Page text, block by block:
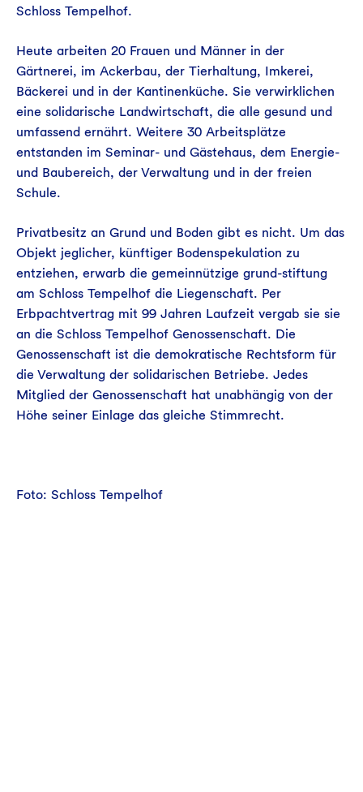
Schloss Tempelhof.
Heute arbeiten 20 Frauen und Männer in der
Gärtnerei, im Ackerbau, der Tierhaltung, Imkerei,
Bäckerei und in der Kantinenküche. Sie verwirklichen
eine solidarische Landwirtschaft, die alle gesund und
umfassend ernährt. Weitere 30 Arbeitsplätze
entstanden im Seminar- und Gästehaus, dem Energie-
und Baubereich, der Verwaltung und in der freien
Schule.
Privatbesitz an Grund und Boden gibt es nicht. Um das
Objekt jeglicher, künftiger Bodenspekulation zu
entziehen, erwarb die gemeinnützige grund-stiftung
am Schloss Tempelhof die Liegenschaft. Per
Erbpachtvertrag mit 99 Jahren Laufzeit vergab sie sie
an die Schloss Tempelhof Genossenschaft. Die
Genossenschaft ist die demokratische Rechtsform für
die Verwaltung der solidarischen Betriebe. Jedes
Mitglied der Genossenschaft hat unabhängig von der
Höhe seiner Einlage das gleiche Stimmrecht.
Foto: Schloss Tempelhof